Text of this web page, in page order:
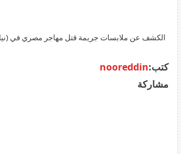
الكشف عن ملابسات جريمة قتل مهاجر مصري في (نيا
كتب:nooreddin
مشاركة